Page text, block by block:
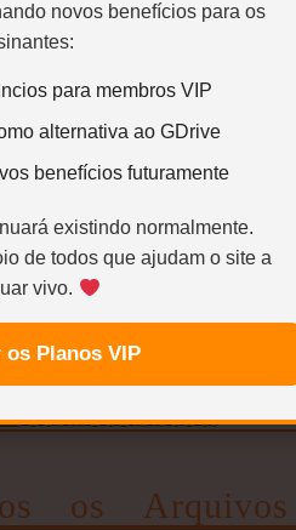
novos benefícios para os
para membros VIP
alternativa ao GDrive
benefícios futuramente
existindo normalmente.
de todos que ajudam o site a
vivo.
os Planos VIP
DuasCaras
(CaNNIbal)
página.
os Arquivos